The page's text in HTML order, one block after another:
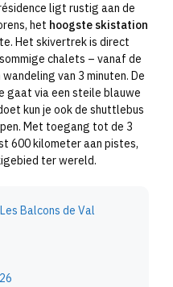
ligt rustig aan de
het hoogste skistation
Het skivertrek is direct
chalets – vanaf de
van 3 minuten. De
gaat via een steile blauwe
kun je ook de shuttlebus
Met toegang tot de 3
600 kilometer aan pistes,
ter wereld.
Balcons de Val